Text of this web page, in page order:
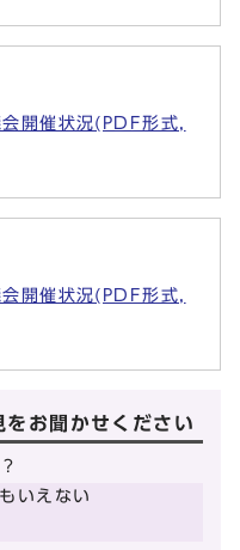
開催状況(PDF形式,
開催状況(PDF形式,
お聞かせください
いえない